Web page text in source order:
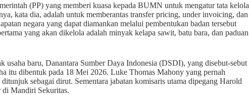
(PP) yang memberi kuasa kepada BUMN untuk mengatur tata kelola
kata dia, adalah untuk memberantas transfer pricing, under invoicing, dan
negara yang dapat diamankan melalui pembentukan badan tersebut
yang akan dikelola adalah minyak kelapa sawit, batu bara, dan paduan
usaha baru, Danantara Sumber Daya Indonesia (DSDI), yang disebut-sebut
itu dibentuk pada 18 Mei 2026. Luke Thomas Mahony yang pernah
sebagai dirut. Sementara jabatan komisaris utama dipegang Harold
di Mandiri Sekuritas.